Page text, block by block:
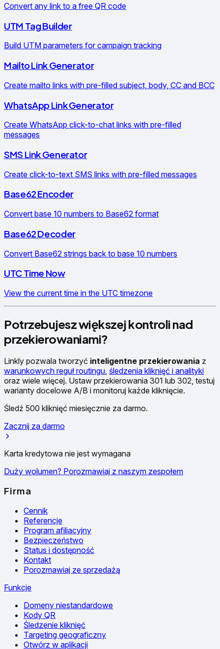
Convert any link to a free QR code
UTM Tag Builder
Build UTM parameters for campaign tracking
Mailto Link Generator
Create mailto links with pre-filled subject, body, CC and BCC
WhatsApp Link Generator
Create WhatsApp click-to-chat links with pre-filled
messages
SMS Link Generator
Create click-to-text SMS links with pre-filled messages
Base62 Encoder
Convert base 10 numbers to Base62 format
Base62 Decoder
Convert Base62 strings back to base 10 numbers
UTC Time Now
View the current time in the UTC timezone
Potrzebujesz większej kontroli nad
przekierowaniami?
Linkly pozwala tworzyć inteligentne przekierowania z
warunkowych reguł routingu śledzenia kliknięć i analityki
oraz wiele więcej. Ustaw przekierowania 301 lub 302, testuj
warianty docelowe A/B i monitoruj każde kliknięcie.
Śledź 500 kliknięć miesięcznie za darmo.
Zacznij za darmo
Karta kredytowa nie jest wymagana
Duży wolumen? Porozmawiaj z naszym zespołem
Firma
Cennik
Referencje
Program afiliacyjny
Bezpieczeństwo
Status i dostępność
Kontakt
Porozmawiaj ze sprzedażą
Funkcje
Domeny niestandardowe
Kody QR
Śledzenie kliknięć
Targeting geograficzny
Otwórz w aplikacji